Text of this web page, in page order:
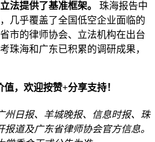
法提供了基准框架。
珠海报告中
几乎覆盖了全国低空企业面临的
市的律师协会、立法机构在出台
珠海和广东已积累的调研成果，
，欢迎按赞+分享支持！
州日报、羊城晚报、信息时报、珠
道及广东省律师协会官方信息。